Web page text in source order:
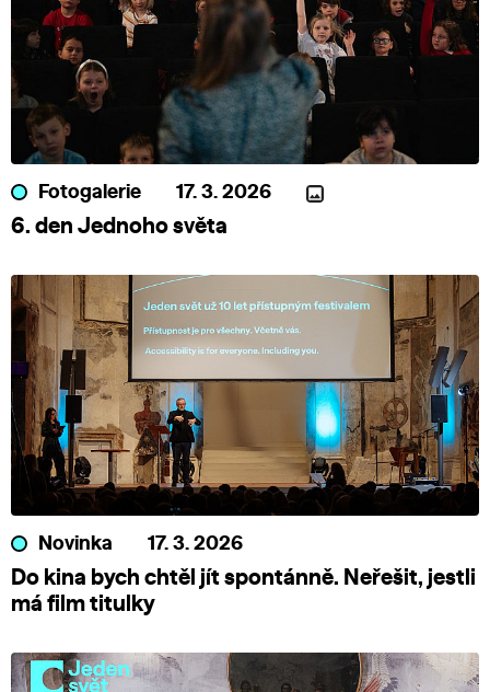
Fotogalerie 17. 3. 2026
6. den Jednoho světa
Novinka 17. 3. 2026
Do kina bych chtěl jít spontánně. Neřešit, jestli
má film titulky